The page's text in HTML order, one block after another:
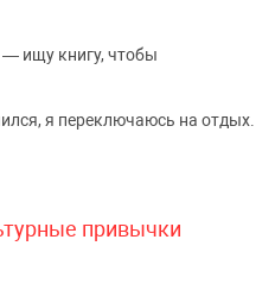
ищу книгу, чтобы
я переключаюсь на отдых.
привычки